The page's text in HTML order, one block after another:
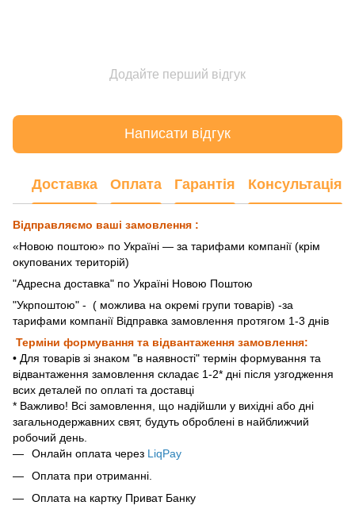
Додайте перший відгук
Написати відгук
Доставка Оплата Гарантія Консультація
Відправляємо ваші замовлення :
«Новою поштою» по Україні — за тарифами компанії (крім
окупованих територій)
"Адресна доставка" по Україні Новою Поштою
"Укрпоштою" - ( можлива на окремі групи товарів) -за
тарифами компанії Відправка замовлення протягом 1-3 днів
Терміни формування та відвантаження замовлення:
• Для товарів зі знаком "в наявності" термін формування та
відвантаження замовлення складає 1-2* дні після узгодження
всих деталей по оплаті та доставці
* Важливо! Всі замовлення, що надійшли у вихідні або дні
загальнодержавних свят, будуть оброблені в найближчий
робочий день.
Онлайн оплата через LiqPay
Оплата при отриманні.
Оплата на картку Приват Банку